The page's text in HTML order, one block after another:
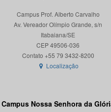
Campus Prof. Alberto Carvalho
Av. Vereador Olímpio Grande, s/n
Itabaiana/SE
CEP 49506-036
Localização
Campus Nossa Senhora da